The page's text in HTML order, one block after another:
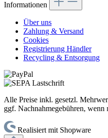
Informationen
Über uns
Zahlung & Versand
Cookies
Registrierung Händler
Recycling & Entsorgung
Alle Preise inkl. gesetzl.
ggf. Nachnahmegebühren, wenn
Realisiert mit Shopware